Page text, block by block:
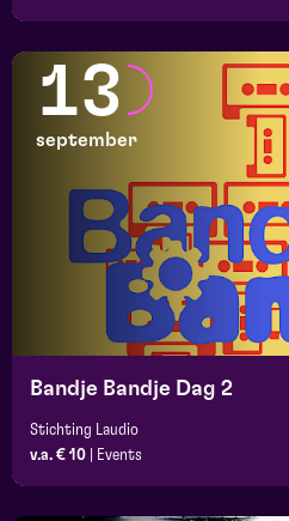
13
september
Bandje Bandje Dag 2
Stichting Laudio
v.a. € 10
Events